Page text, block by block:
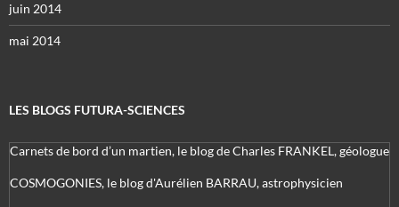
juin 2014
mai 2014
LES BLOGS FUTURA-SCIENCES
Carnets de bord d’un martien, le blog de Charles FRANKEL, géologue
COSMOGONIES, le blog d'Aurélien BARRAU, astrophysicien